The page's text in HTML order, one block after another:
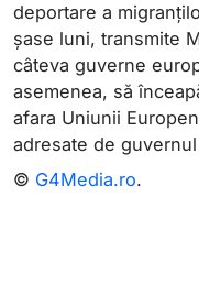
deportare a
șase luni, transmite
câteva guverne
asemenea, să
afara Uniunii
adresate de
© G4Media.ro.